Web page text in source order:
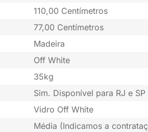
110,00 Centímetros
77,00 Centímetros
Madeira
Off White
35kg
Sim. Disponível para RJ e
Vidro Off White
Média (Indicamos a